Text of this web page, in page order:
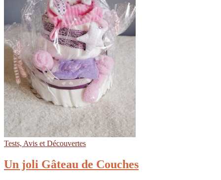
Tests, Avis et Découvertes
Un joli Gâteau de Couches